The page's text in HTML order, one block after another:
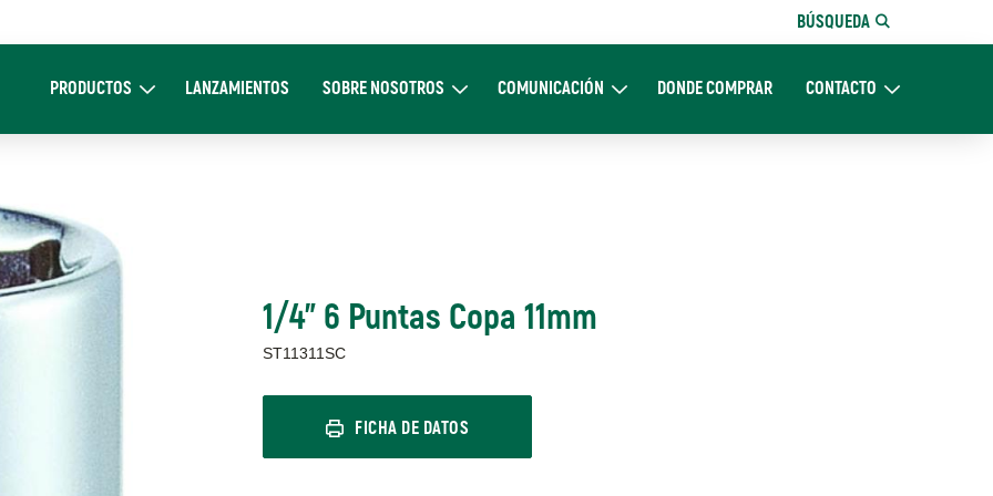
BÚSQUEDA
navigation
PRODUCTOSExpand ProductosLANZAMIENTOS SOBRE NOSOTROSExpand Sobre NosotrosCOMUNICACIÓNExpand ComunicaciónDONDE COMPRAR CONTACTOExpand CONTACTO
1/4" 6 Puntas Copa 11mm
ST11311SC
FICHA DE DATOS